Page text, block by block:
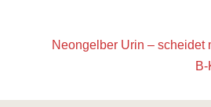
Neongelber Urin – scheidet